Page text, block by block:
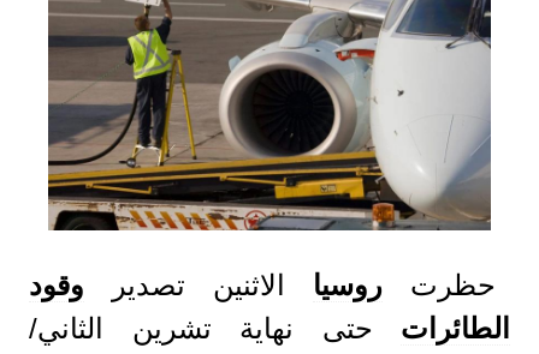
حظرت روسيا الاثنين تصدير وقود
الطائرات حتى نهاية تشرين الثاني/